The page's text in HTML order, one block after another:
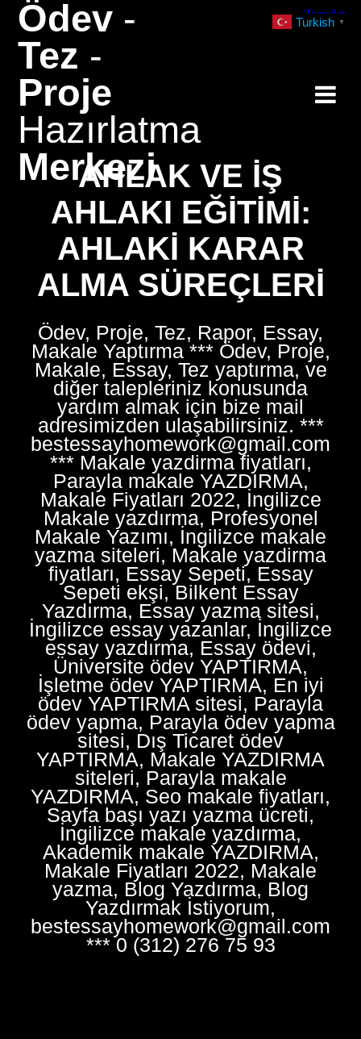
Ödev -
Tez -
Proje
Hazırlatma
Merkezi
AHLAK VE İŞ
AHLAKI EĞITIMI:
AHLAKI KARAR
ALMA SÜREÇLERI
Ödev, Proje, Tez, Rapor, Essay,
Makale Yaptırma *** Ödev, Proje,
Makale, Essay, Tez yaptırma, ve
diğer talepleriniz konusunda
yardım almak için bize mail
adresimizden ulaşabilirsiniz. ***
bestessayhomework@gmail.com
*** Makale yazdirma fiyatları,
Parayla makale YAZDIRMA,
Makale Fiyatları 2022, İngilizce
Makale yazdırma, Profesyonel
Makale Yazımı, İngilizce makale
yazma siteleri, Makale yazdirma
fiyatları, Essay Sepeti, Essay
Sepeti ekşi, Bilkent Essay
Yazdırma, Essay yazma sitesi,
İngilizce essay yazanlar, İngilizce
essay yazdırma, Essay ödevi,
Üniversite ödev YAPTIRMA,
İşletme ödev YAPTIRMA, En iyi
ödev YAPTIRMA sitesi, Parayla
ödev yapma, Parayla ödev yapma
sitesi, Dış Ticaret ödev
YAPTIRMA, Makale YAZDIRMA
siteleri, Parayla makale
YAZDIRMA, Seo makale fiyatları,
Sayfa başı yazı yazma ücreti,
İngilizce makale yazdırma,
Akademik makale YAZDIRMA,
Makale Fiyatları 2022, Makale
yazma, Blog Yazdırma, Blog
Yazdırmak İstiyorum,
bestessayhomework@gmail.com
*** 0 (312) 276 75 93
Turkish ▼